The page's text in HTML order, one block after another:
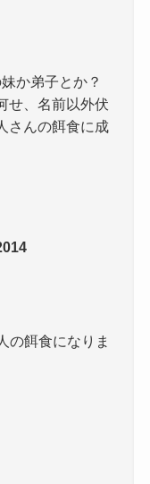
か弟子とか？
せ、名前以外伏
さんの餌食に成
の餌食になりま